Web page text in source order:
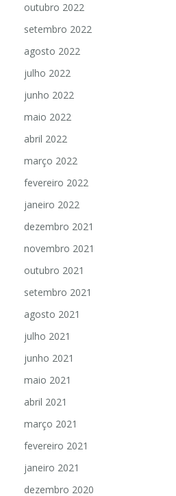
outubro 2022
setembro 2022
agosto 2022
julho 2022
junho 2022
maio 2022
abril 2022
março 2022
fevereiro 2022
janeiro 2022
dezembro 2021
novembro 2021
outubro 2021
setembro 2021
agosto 2021
julho 2021
junho 2021
maio 2021
abril 2021
março 2021
fevereiro 2021
janeiro 2021
dezembro 2020